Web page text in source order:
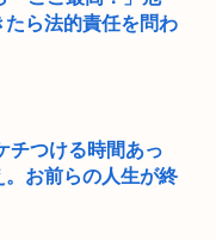
ら法的責任を問わ
チつける時間あっ
お前らの人生が終